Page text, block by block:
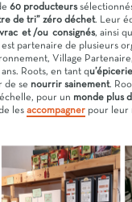
60 producteurs
de tri” zéro déchet. Leur
vrac et /ou consignés, ainsi
est partenaire de plusieurs
Village
Roots, en tant q
de se nourrir sainement.
pour un monde plus
les accompagner pour leur